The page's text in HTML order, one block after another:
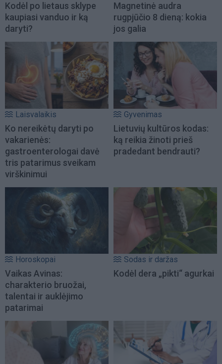
Kodėl po lietaus sklype
kaupiasi vanduo ir ką
daryti?
Magnetinė audra
rugpjūčio 8 dieną: kokia
jos galia
Laisvalaikis
Ko nereikėtų daryti po
vakarienės:
gastroenterologai davė
tris patarimus sveikam
virškinimui
Gyvenimas
Lietuvių kultūros kodas:
ką reikia žinoti prieš
pradedant bendrauti?
Horoskopai
Vaikas Avinas:
charakterio bruožai,
talentai ir auklėjimo
patarimai
Sodas ir daržas
Kodėl dera „pikti“ agurkai